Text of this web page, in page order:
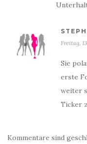
Freitag,
Sie
erste
weiter
Ticker
Kommentare sind